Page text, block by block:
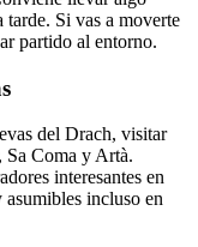
Si vas a moverte
partido al entorno.
del Drach, visitar
Sa Coma y Artà.
interesantes en
asumibles incluso en